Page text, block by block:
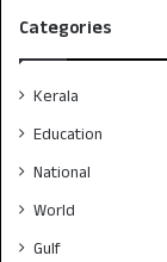
Categories
Kerala
Education
National
World
Gulf